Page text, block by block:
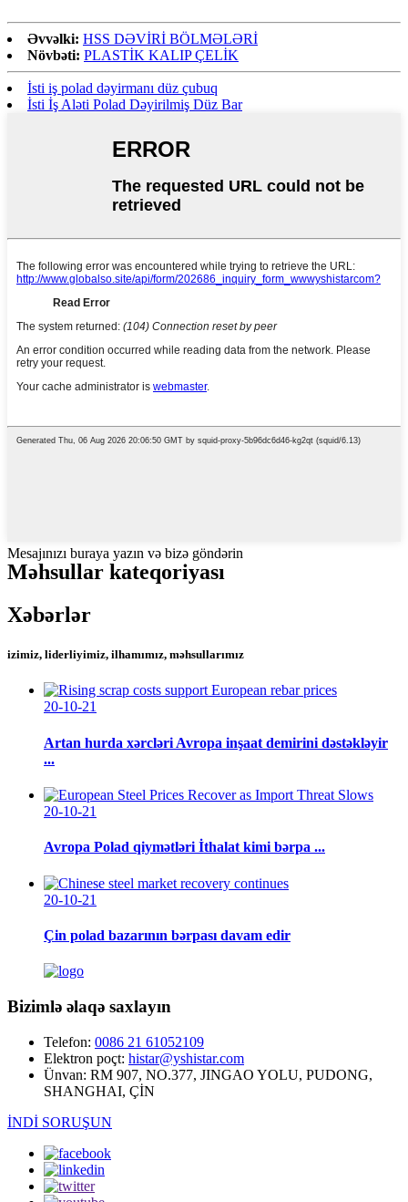
Əvvəlki: HSS DƏVİRİ BÖLMƏLƏRİ
Növbəti: PLASTİK KALIP ÇELİK
İsti iş polad dəyirmanı düz çubuq
İsti İş Aləti Polad Dəyirilmiş Düz Bar
Mesajınızı buraya yazın və bizə göndərin
Məhsullar kateqoriyası
Xəbərlər
izimiz, liderliyimiz, ilhamımız, məhsullarımız
20-10-21
Artan hurda xərcləri Avropa inşaat demirini dəstəkləyir
...
20-10-21
Avropa Polad qiymətləri İthalat kimi bərpa ...
20-10-21
Çin polad bazarının bərpası davam edir
Bizimlə əlaqə saxlayın
Telefon: 0086 21 61052109
Elektron poçt: histar@yshistar.com
Ünvan: RM 907, NO.377, JINGAO YOLU, PUDONG,
SHANGHAI, ÇİN
İNDİ SORUŞUN